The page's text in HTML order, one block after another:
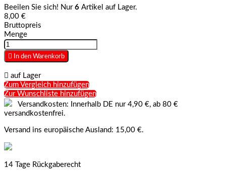
Beeilen Sie sich! Nur 6 Artikel auf Lager.
8,00 €
Bruttopreis
Menge
 In den Warenkorb
 auf Lager
Zum Vergleich hinzufügen
Zur Wunschliste hinzufügen
Versandkosten: Innerhalb DE nur 4,90 €, ab 80 €
versandkostenfrei.
Versand ins europäische Ausland: 15,00 €.
14 Tage Rückgaberecht